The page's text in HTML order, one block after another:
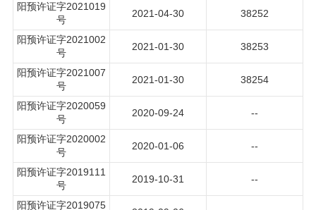
阳预许证字2021019
号
2021-04-30 38252
阳预许证字2021002
号
2021-01-30 38253
阳预许证字2021007
号
2021-01-30 38254
阳预许证字2020059
号
2020-09-24 --
阳预许证字2020002
号
2020-01-06 --
阳预许证字2019111
号
2019-10-31 --
阳预许证字2019075